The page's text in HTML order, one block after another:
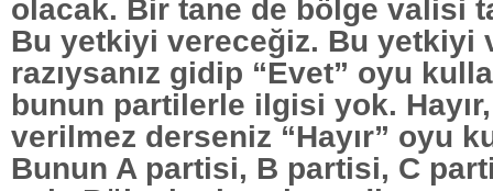
olacak. Bir tane de bölge valisi
Bu yetkiyi vereceğiz. Bu yetkiyi
razıysanız gidip “Evet” oyu
bunun partilerle ilgisi yok.
verilmez derseniz “Hayır” oyu
Bunun A partisi, B partisi, C